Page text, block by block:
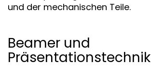
und der mechanischen Teile.
Beamer und
Präsentationstechnik